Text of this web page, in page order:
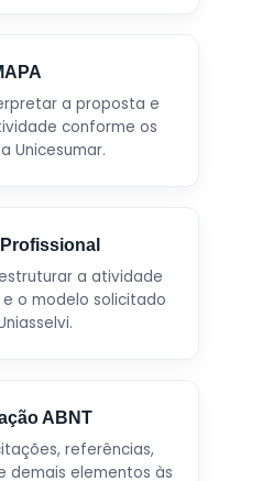
a proposta e
conforme os
Unicesumar.
a atividade
o modelo solicitado
ABNT
referências,
demais elementos às